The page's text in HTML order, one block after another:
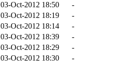
03-Oct-2012 18:50
-
03-Oct-2012 18:19
-
03-Oct-2012 18:14
-
03-Oct-2012 18:39
-
03-Oct-2012 18:29
-
03-Oct-2012 18:30
-